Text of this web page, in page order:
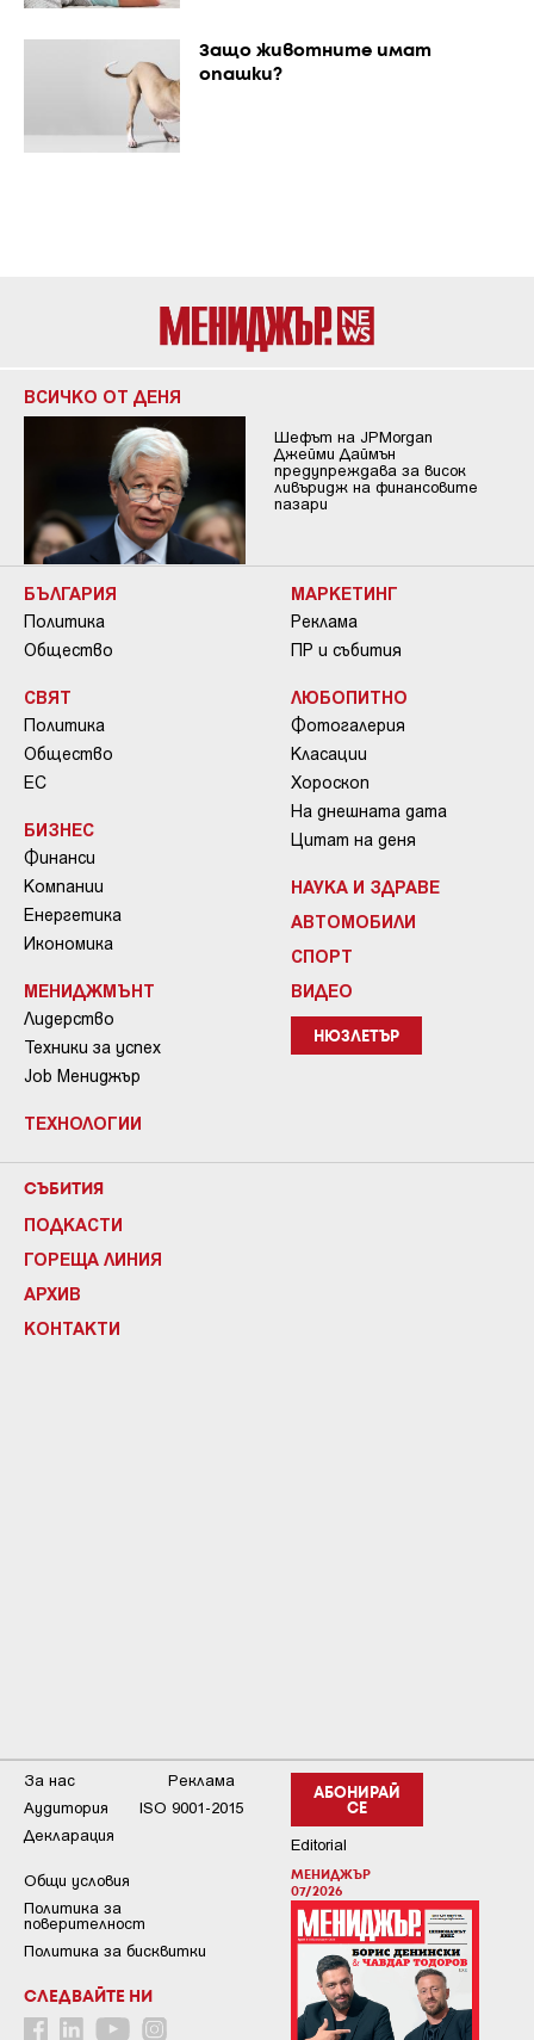
Защо животните имат
опашки?
ВСИЧКО ОТ ДЕНЯ
Шефът на JPMorgan
Джейми Даймън
предупреждава за висок
ливъридж на финансовите
пазари
БЪЛГАРИЯ
Политика
Общество
СВЯТ
Политика
Общество
ЕС
БИЗНЕС
Финанси
Компании
Енергетика
Икономика
МЕНИДЖМЪНТ
Лидерство
Техники за успех
Job Мениджър
ТЕХНОЛОГИИ
МАРКЕТИНГ
Реклама
ПР и събития
ЛЮБОПИТНО
Фотогалерия
Класации
Хороскоп
На днешната дата
Цитат на деня
НАУКА И ЗДРАВЕ
АВТОМОБИЛИ
СПОРТ
ВИДЕО
НЮЗЛЕТЪР
СЪБИТИЯ
ПОДКАСТИ
ГОРЕЩА ЛИНИЯ
АРХИВ
КОНТАКТИ
АБОНИРАЙ
СЕ
Editorial
МЕНИДЖЪР
07/2026
За нас
Реклама
Аудитория
ISO 9001-2015
Декларация
Общи условия
Пoлитикa зa
пoвepитeлнocт
Политика за бисквитки
СЛЕДВАЙТЕ НИ